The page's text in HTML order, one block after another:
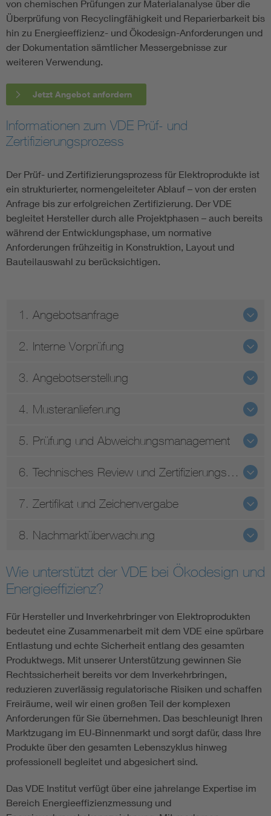
von chemischen Prüfungen zur Materialanalyse über die
Überprüfung von Recyclingfähigkeit und Reparierbarkeit bis
hin zu Energieeffizienz- und Ökodesign-Anforderungen und
der Dokumentation sämtlicher Messergebnisse zur
weiteren Verwendung.
Jetzt Angebot anfordern
Informationen zum VDE Prüf- und
Zertifizierungsprozess
Der Prüf- und Zertifizierungsprozess für Elektroprodukte ist
ein strukturierter, normengeleiteter Ablauf – von der ersten
Anfrage bis zur erfolgreichen Zertifizierung. Der VDE
begleitet Hersteller durch alle Projektphasen – auch bereits
während der Entwicklungsphase, um normative
Anforderungen frühzeitig in Konstruktion, Layout und
Bauteilauswahl zu berücksichtigen.
1. Angebotsanfrage
2. Interne Vorprüfung
3. Angebotserstellung
4. Musteranlieferung
5. Prüfung und Abweichungsmanagement
6. Technisches Review und Zertifizierungsentscheidung
7. Zertifikat und Zeichenvergabe
8. Nachmarktüberwachung
Wie unterstützt der VDE bei Ökodesign und
Energieeffizienz?
Für Hersteller und Inverkehrbringer von Elektroprodukten
bedeutet eine Zusammenarbeit mit dem VDE eine spürbare
Entlastung und echte Sicherheit entlang des gesamten
Produktwegs. Mit unserer Unterstützung gewinnen Sie
Rechtssicherheit bereits vor dem Inverkehrbringen,
reduzieren zuverlässig regulatorische Risiken und schaffen
Freiräume, weil wir einen großen Teil der komplexen
Anforderungen für Sie übernehmen. Das beschleunigt Ihren
Marktzugang im EU‑Binnenmarkt und sorgt dafür, dass Ihre
Produkte über den gesamten Lebenszyklus hinweg
professionell begleitet und abgesichert sind.
Das VDE Institut verfügt über eine jahrelange Expertise im
Bereich Energieeffizienzmessung und